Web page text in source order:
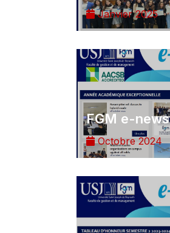
Janvier 2025
FGM e-news
Octobre 2024